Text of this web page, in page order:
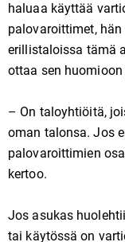
haluaa käyttää
palovaroittimet,
erillistaloissa tämä
ottaa sen
– On taloyhtiöitä,
oman talonsa. Jos
palovaroittimien
kertoo.
Jos asukas
tai käytössä on